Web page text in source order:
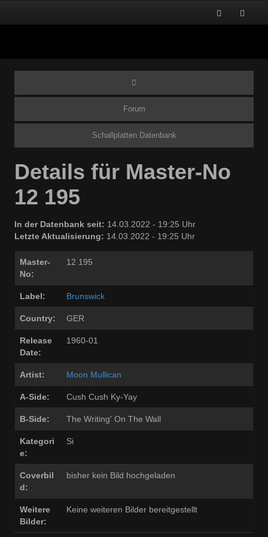
Forum
Schallplatten Datenbank
Details für Master-No
12 195
In der Datenbank seit: 14.03.2022 - 19:25 Uhr
Letzte Aktualisierung: 14.03.2022 - 19:25 Uhr
Master-
No:
12 195
Label: Brunswick
Country: GER
Release
Date:
1960-01
Artist: Moon Mullican
A-Side: Cush Cush Ky-Yay
B-Side: The Writing' On The Wall
Kategori
e:
Si
Coverbil
d:
bisher kein Bild hochgeladen
Weitere
Bilder:
Keine weiteren Bilder bereitgestellt